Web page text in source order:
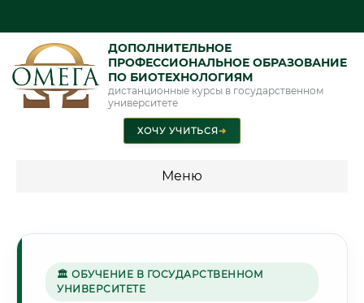
ДОПОЛНИТЕЛЬНОЕ
ПРОФЕССИОНАЛЬНОЕ ОБРАЗОВАНИЕ
ПО БИОТЕХНОЛОГИЯМ
дистанционные курсы в государственном
университете
ХОЧУ УЧИТЬСЯ➜
Меню
🏛 ОБУЧЕНИЕ В ГОСУДАРСТВЕННОМ
УНИВЕРСИТЕТЕ